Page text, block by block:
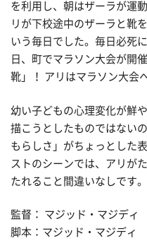
を利用し、朝はザーラが運
リが下校途中のザーラと靴
いう毎日でした。毎日必死
日、町でマラソン大会が開
靴」！ アリはマラソン大会
幼い子どもの心理変化が鮮
描こうとしたものではない
もらしさ」がちょっとした
ストのシーンでは、アリが
たれること間違いなしです。
監督： マジッド・マジディ
脚本：マジッド・マジディ